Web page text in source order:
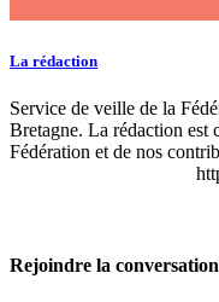
La rédaction
Service de veille de la
Bretagne. La rédaction est
Fédération et de nos
Rejoindre la conversation